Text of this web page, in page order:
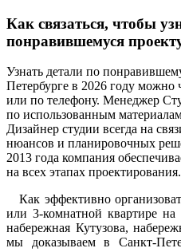
Как связаться, чтобы
понравившемуся
Узнать детали по
Петербурге в 2026 году можно
или по телефону. Менеджер
по использованным
Дизайнер студии всегда на
нюансов и планировочных
2013 года компания
на всех этапах проектирования.
Как эффективно
или 3-комнатной квартире на
набережная Кутузова,
мы доказываем в Санкт-